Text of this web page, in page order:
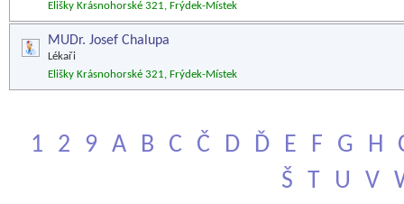
Elišky Krásnohorské 321, Frýdek-Místek
MUDr. Josef Chalupa
Lékaři
Elišky Krásnohorské 321, Frýdek-Místek
1 2 9 A B C Č D Ď E F G H
Š
T U V